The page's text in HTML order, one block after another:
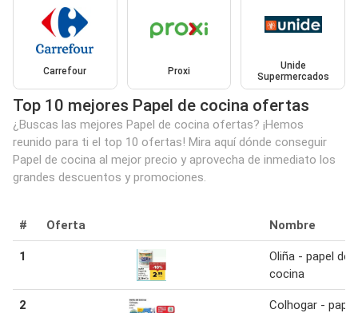
Carrefour Proxi
Unide
Supermercados
Top 10 mejores Papel de cocina ofertas
¿Buscas las mejores Papel de cocina ofertas? ¡Hemos
reunido para ti el top 10 ofertas! Mira aquí dónde conseguir
Papel de cocina al mejor precio y aprovecha de inmediato los
grandes descuentos y promociones.
# Oferta Nombre
1
Oliña - papel de
cocina
2
Colhogar -